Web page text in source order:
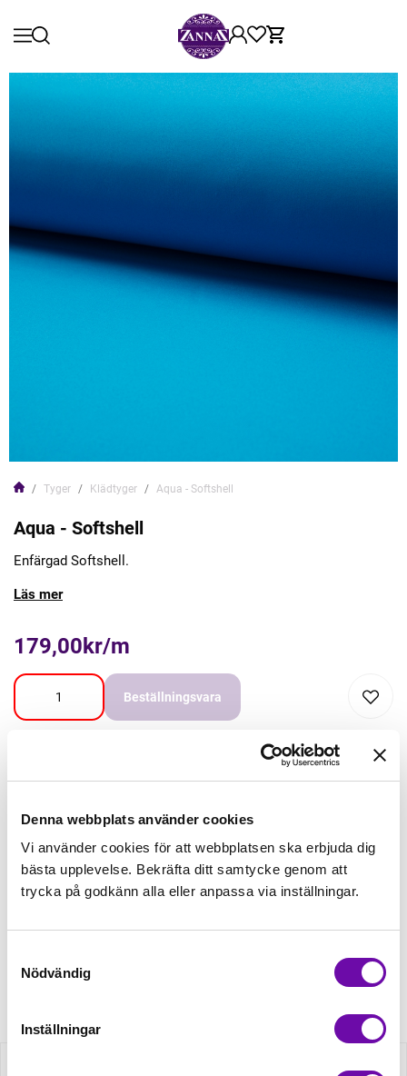
Denna webbplats använder cookies
Vi använder cookies för att webbplatsen ska erbjuda dig
bästa upplevelse. Bekräfta ditt samtycke genom att
trycka på godkänn alla eller anpassa via inställningar.
Nödvändig
Inställningar
Tyger Klädtyger Aqua - Softshell
Aqua - Softshell
Enfärgad Softshell.
Läs mer
179,00kr/m
Beställningsvara
Lägg först önskad mängd i varukorgen,
välj sedan matchande tillbehör
Minsta beställning: 0.5 m
Artikelnr: QKC8092X004